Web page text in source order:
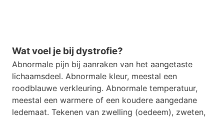
Wat voel je bij dystrofie?
Abnormale pijn bij aanraken van het aangetaste
lichaamsdeel. Abnormale kleur, meestal een
roodblauwe verkleuring. Abnormale temperatuur,
meestal een warmere of een koudere aangedane
ledemaat. Tekenen van zwelling (oedeem), zweten,